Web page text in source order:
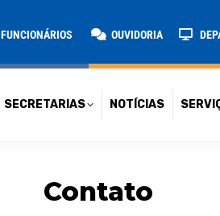
FUNCIONÁRIOS OUVIDORIA
SECRETARIAS NOTÍCIAS
Contato